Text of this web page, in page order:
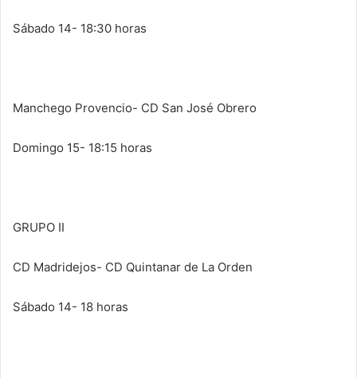
Sábado 14- 18:30 horas
Manchego Provencio- CD San José Obrero
Domingo 15- 18:15 horas
GRUPO II
CD Madridejos- CD Quintanar de La Orden
Sábado 14- 18 horas